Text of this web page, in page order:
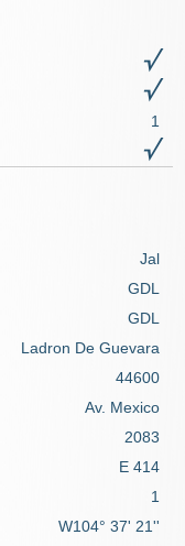
1
Jal
GDL
GDL
Ladron De Guevara
44600
Av. Mexico
2083
E 414
1
W104° 37' 21''